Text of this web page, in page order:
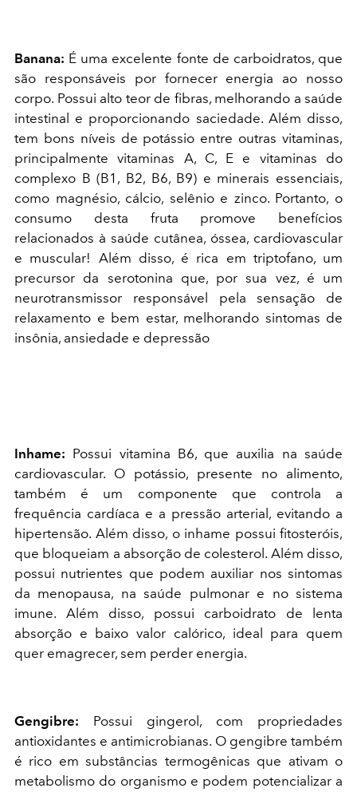
Banana: É uma excelente fonte de carboidratos, que
são responsáveis por fornecer energia ao nosso
corpo. Possui alto teor de fibras, melhorando a saúde
intestinal e proporcionando saciedade. Além disso,
tem bons níveis de potássio entre outras vitaminas,
principalmente vitaminas A, C, E e vitaminas do
complexo B (B1, B2, B6, B9) e minerais essenciais,
como magnésio, cálcio, selênio e zinco. Portanto, o
consumo desta fruta promove benefícios
relacionados à saúde cutânea, óssea, cardiovascular
e muscular! Além disso, é rica em triptofano, um
precursor da serotonina que, por sua vez, é um
neurotransmissor responsável pela sensação de
relaxamento e bem estar, melhorando sintomas de
insônia, ansiedade e depressão
Inhame: Possui vitamina B6, que auxilia na saúde
cardiovascular. O potássio, presente no alimento,
também é um componente que controla a
frequência cardíaca e a pressão arterial, evitando a
hipertensão. Além disso, o inhame possui fitosteróis,
que bloqueiam a absorção de colesterol. Além disso,
possui nutrientes que podem auxiliar nos sintomas
da menopausa, na saúde pulmonar e no sistema
imune. Além disso, possui carboidrato de lenta
absorção e baixo valor calórico, ideal para quem
quer emagrecer, sem perder energia.
Gengibre: Possui gingerol, com propriedades
antioxidantes e antimicrobianas. O gengibre também
é rico em substâncias termogênicas que ativam o
metabolismo do organismo e podem potencializar a